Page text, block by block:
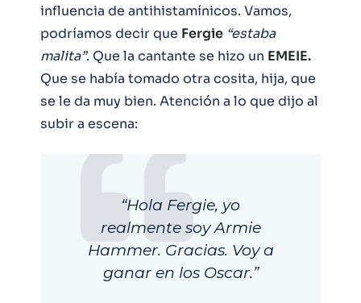
influencia de antihistamínicos. Vamos,
podríamos decir que Fergie “estaba
malita”. Que la cantante se hizo un EMEIE.
Que se había tomado otra cosita, hija, que
se le da muy bien. Atención a lo que dijo al
subir a escena:
“Hola Fergie, yo
realmente soy Armie
Hammer. Gracias. Voy a
ganar en los Oscar.”